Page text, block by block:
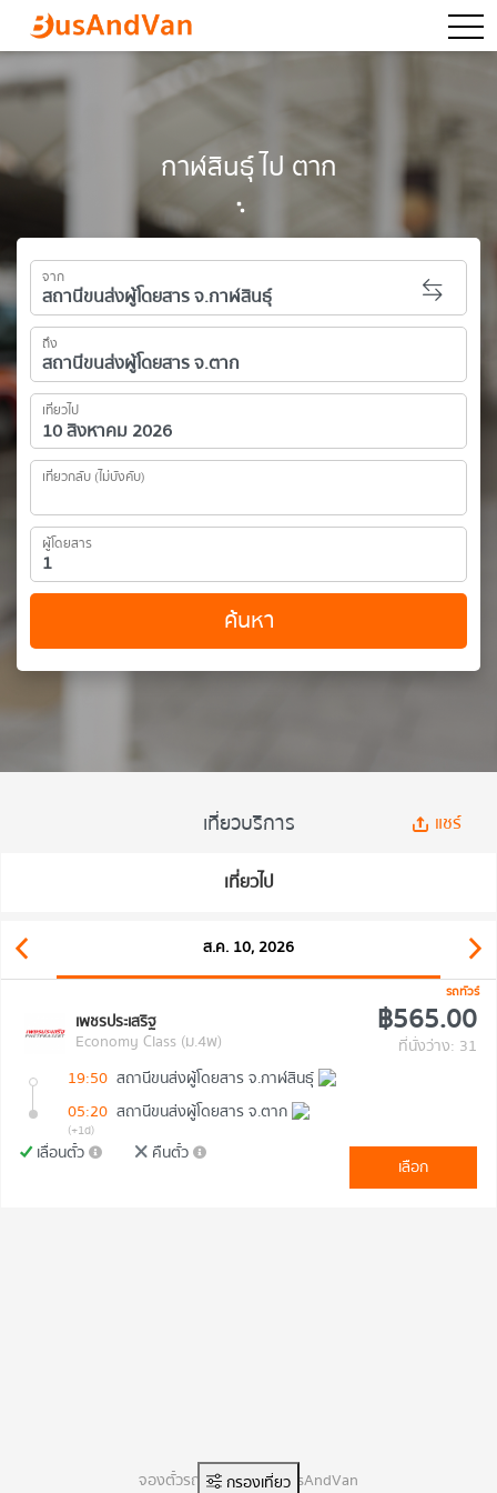
กาฬสินธุ์ ไป ตาก
จาก
ถึง
เที่ยวไป
เที่ยวกลับ (ไม่บังคับ)
ผู้โดยสาร
ค้นหา
เที่ยวบริการ แชร์
เที่ยวไป
ส.ค. 10, 2026
รถทัวร์
เพชรประเสริฐ
Economy Class (ม.4พ)
฿565.00
ที่นั่งว่าง: 31
19:50 สถานีขนส่งผู้โดยสาร จ.กาฬสินธุ์
05:20 สถานีขนส่งผู้โดยสาร จ.ตาก
(+1d)
เลื่อนตั๋ว คืนตั๋ว
เลือก
กรองเที่ยว
จองตั๋วรถทัวร์ออนไลน์ BusAndVan